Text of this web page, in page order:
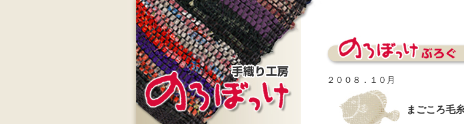
２００８．１０月
まごころ毛